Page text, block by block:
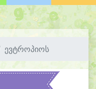
ევტროპიოს